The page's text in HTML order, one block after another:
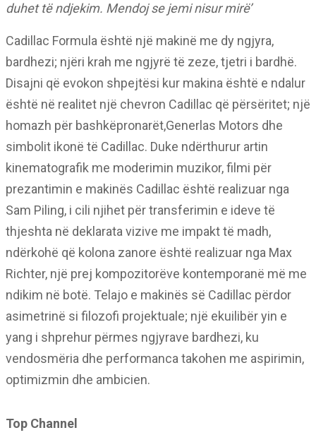
duhet të ndjekim. Mendoj se jemi nisur mirë’
Cadillac Formula është një makinë me dy ngjyra,
bardhezi; njëri krah me ngjyrë të zeze, tjetri i bardhë.
Disajni që evokon shpejtësi kur makina është e ndalur
është në realitet një chevron Cadillac që përsëritet; një
homazh për bashkëpronarët,Generlas Motors dhe
simbolit ikonë të Cadillac. Duke ndërthurur artin
kinematografik me moderimin muzikor, filmi për
prezantimin e makinës Cadillac është realizuar nga
Sam Piling, i cili njihet për transferimin e ideve të
thjeshta në deklarata vizive me impakt të madh,
ndërkohë që kolona zanore është realizuar nga Max
Richter, një prej kompozitorëve kontemporanë më me
ndikim në botë. Telajo e makinës së Cadillac përdor
asimetrinë si filozofi projektuale; një ekuilibër yin e
yang i shprehur përmes ngjyrave bardhezi, ku
vendosmëria dhe performanca takohen me aspirimin,
optimizmin dhe ambicien.
Top Channel